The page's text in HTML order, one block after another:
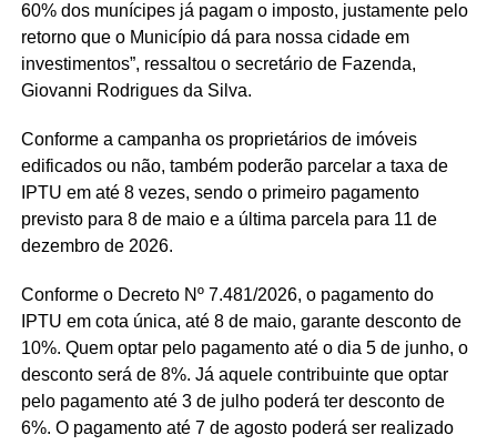
60% dos munícipes já pagam o imposto, justamente pelo
retorno que o Município dá para nossa cidade em
investimentos”, ressaltou o secretário de Fazenda,
Giovanni Rodrigues da Silva.
Conforme a campanha os proprietários de imóveis
edificados ou não, também poderão parcelar a taxa de
IPTU em até 8 vezes, sendo o primeiro pagamento
previsto para 8 de maio e a última parcela para 11 de
dezembro de 2026.
Conforme o Decreto Nº 7.481/2026, o pagamento do
IPTU em cota única, até 8 de maio, garante desconto de
10%. Quem optar pelo pagamento até o dia 5 de junho, o
desconto será de 8%. Já aquele contribuinte que optar
pelo pagamento até 3 de julho poderá ter desconto de
6%. O pagamento até 7 de agosto poderá ser realizado